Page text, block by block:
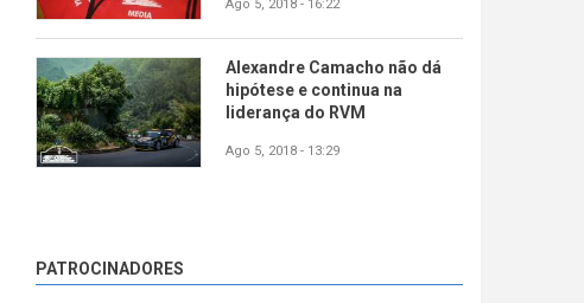
Ago 5, 2018 - 16:22
Alexandre Camacho não dá
hipótese e continua na
liderança do RVM
Ago 5, 2018 - 13:29
PATROCINADORES